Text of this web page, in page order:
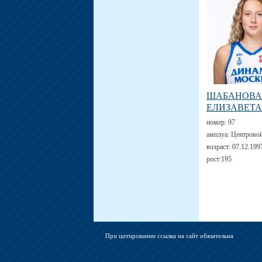
ШАБАНОВА
ЕЛИЗАВЕТА
номер: 97
амплуа:
возраст:
рост:195
При цитировании ссылка на сайт обязательна